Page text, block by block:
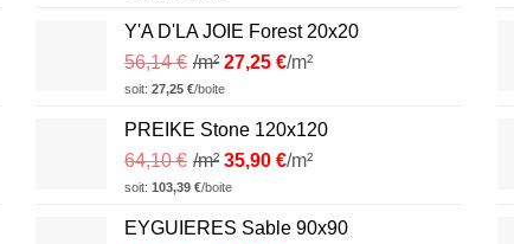
Y'A D'LA JOIE Forest 20x20
56,14€ /m² 27,25 €/m²
soit: 27,25 €/boite
PREIKE Stone 120x120
64,10€ /m² 35,90 €/m²
soit: 103,39 €/boite
EYGUIERES Sable 90x90